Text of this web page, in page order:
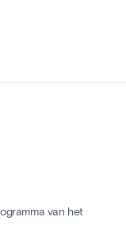
van het